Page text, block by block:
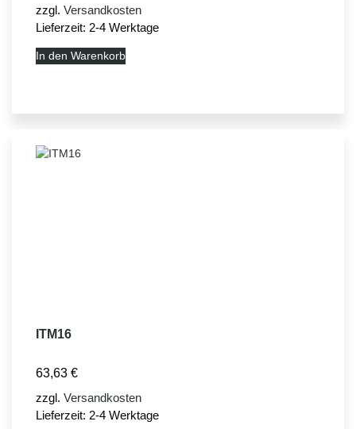
zzgl. Versandkosten
Lieferzeit: 2-4 Werktage
In den Warenkorb
ITM16
63,63 €
zzgl. Versandkosten
Lieferzeit: 2-4 Werktage